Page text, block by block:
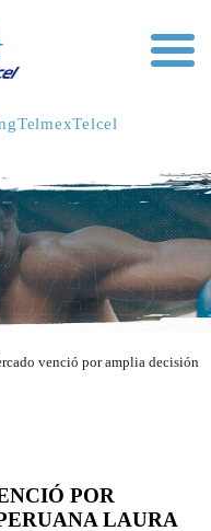
venció por amplia decisión
POR
LAURA